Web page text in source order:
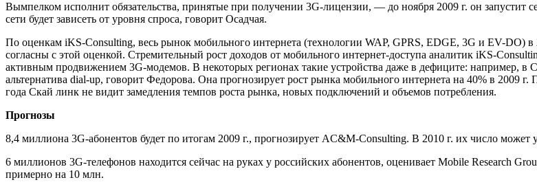
Вымпелком исполнит обязательства, принятые при получении 3G-лицензии, — до ноября 2009 г. он запустит
сети будет зависеть от уровня спроса, говорит Осадчая.
По оценкам iKS-Consulting, весь рынок мобильного интернета (технологии WAP, GPRS, EDGE, 3G и EV-
согласны с этой оценкой. Стремительный рост доходов от мобильного интернет-доступа аналитик iKS-
активным продвижением 3G-модемов. В некоторых регионах такие устройства даже в дефиците: например,
альтернатива dial-up, говорит Федорова. Она прогнозирует рост рынка мобильного интернета на 40% в
года Скай линк не видит замедления темпов роста рынка, новых подключений и объемов потребления.
Прогнозы
8,4 миллиона 3G-абонентов будет по итогам 2009 г., прогнозирует AC&M-Consulting. В 2010 г. их число
6 миллионов 3G-телефонов находится сейчас на руках у российских абонентов, оценивает Mobile Research
примерно на 10 млн.